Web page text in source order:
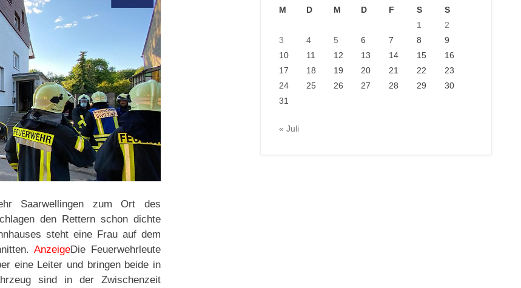
Saarwellingen zum Ort des
den Rettern schon dichte
steht eine Frau auf dem
AnzeigeDie Feuerwehrleute
eine Leiter und bringen beide in
sind in der Zwischenzeit
M
D M D F S
S
1
2
3
4 5 6 7 8
9
10
11 12 13 14 15
16
17
18 19 20 21 22
23
24
25 26 27 28 29
30
31
« Juli